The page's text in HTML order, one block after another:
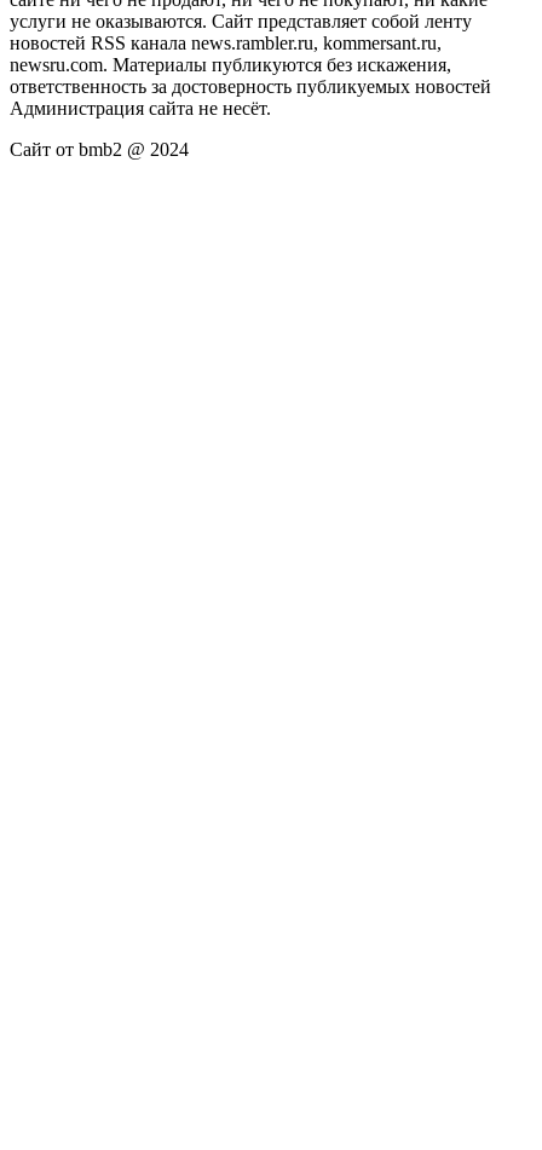
услуги не оказываются. Сайт представляет собой ленту
новостей RSS канала news.rambler.ru, kommersant.ru,
newsru.com. Материалы публикуются без искажения,
ответственность за достоверность публикуемых новостей
Администрация сайта не несёт.
Сайт от bmb2 @ 2024